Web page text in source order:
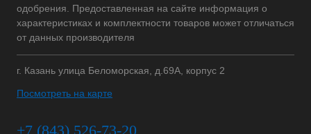
одобрения. Предоставленная на сайте информация о
характеристиках и комплектности товаров может отличаться
от данных производителя
г. Казань улица Беломорская, д.69А, корпус 2
Посмотреть на карте
+7 (843) 526-73-20